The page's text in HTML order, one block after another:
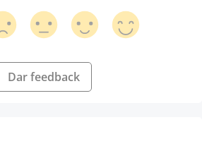
Dar feedback